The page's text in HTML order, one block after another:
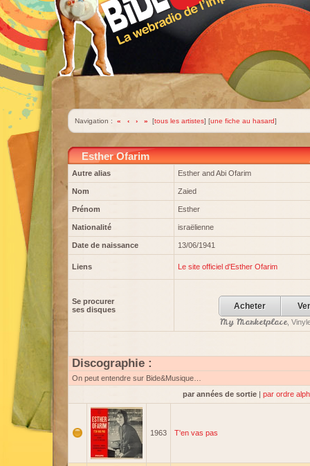
Navigation : « ‹ › » [tous les artistes] [une fiche au hasard]
Esther Ofarim
Autre alias Esther and Abi Ofarim
Nom Zaied
Prénom Esther
Nationalité israëlienne
Date de naissance 13/06/1941
Liens Le site officiel d'Esther Ofarim
Se procurer
ses disques
Acheter
My Marketplace,
Discographie :
On peut entendre sur Bide&Musique…
par années de sortie | par ordre
1963 T'en vas pas